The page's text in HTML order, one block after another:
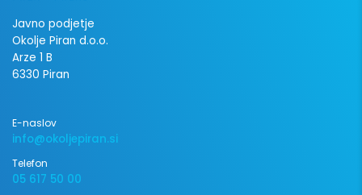
Javno podjetje
Okolje Piran d.o.o.
Arze 1 B
6330 Piran
E-naslov
info@okoljepiran.si
Telefon
05 617 50 00